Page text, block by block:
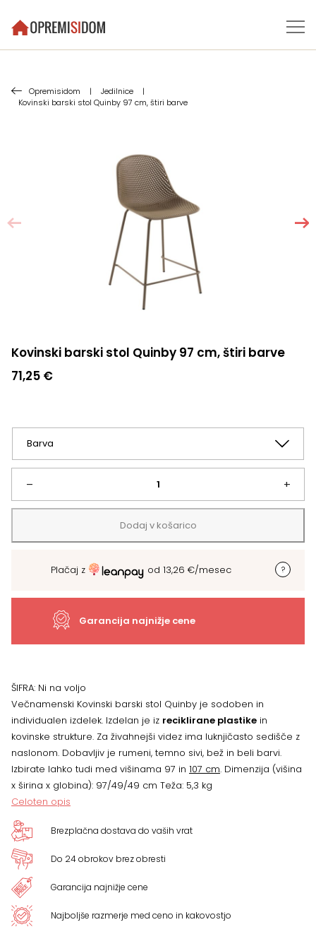
Opremisidom | Jedilnice
|
Kovinski barski stol Quinby 97 cm, štiri barve
Kovinski barski stol Quinby 97 cm, štiri barve
71,25 €
–
Kovinski
barski
stol
barve
količina
+
Dodaj v košarico
Plačaj z od 13,26 €/mesec
Garancija najnižje cene
ŠIFRA: Ni na voljo
Večnamenski Kovinski barski stol Quinby je sodoben in
individualen izdelek. Izdelan je iz reciklirane plastike in
kovinske strukture. Za živahnejši videz ima luknjičasto sedišče z
naslonom. Dobavljiv je rumeni, temno sivi, bež in beli barvi.
Izbirate lahko tudi med višinama 97 in 107 cm. Dimenzija (višina
x širina x globina): 97/49/49 cm Teža: 5,3 kg
Celoten opis
Brezplačna dostava do vaših vrat
Do 24 obrokov brez obresti
Garancija najnižje cene
Najboljše razmerje med ceno in kakovostjo